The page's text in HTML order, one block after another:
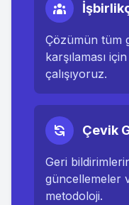
Çözümün tüm
karşılaması
çalışıyoruz.
Çevik
Geri
güncellemeler
metodoloji.